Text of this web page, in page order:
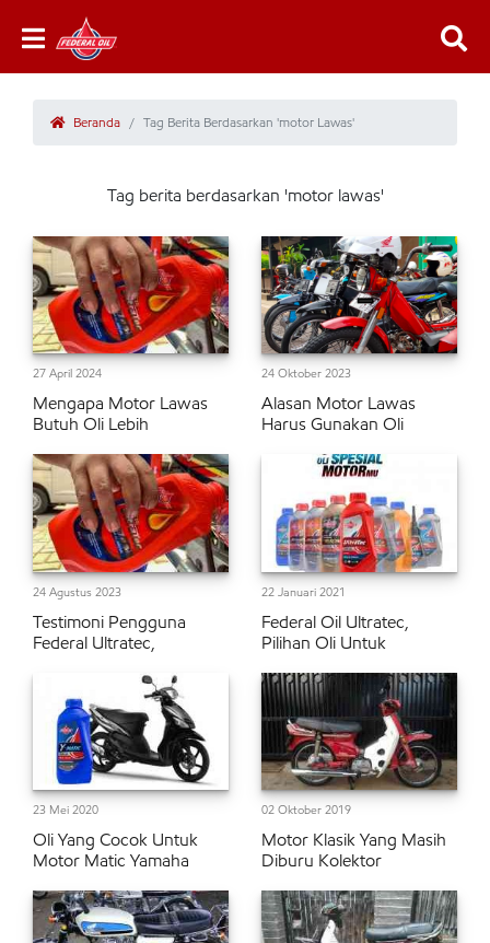
Beranda Tag Berita Berdasarkan 'motor Lawas'
Tag berita berdasarkan 'motor lawas'
27 April 2024
Mengapa Motor Lawas
Butuh Oli Lebih
24 Oktober 2023
Alasan Motor Lawas
Harus Gunakan Oli
24 Agustus 2023
Testimoni Pengguna
Federal Ultratec,
22 Januari 2021
Federal Oil Ultratec,
Pilihan Oli Untuk
23 Mei 2020
Oli Yang Cocok Untuk
Motor Matic Yamaha
02 Oktober 2019
Motor Klasik Yang Masih
Diburu Kolektor